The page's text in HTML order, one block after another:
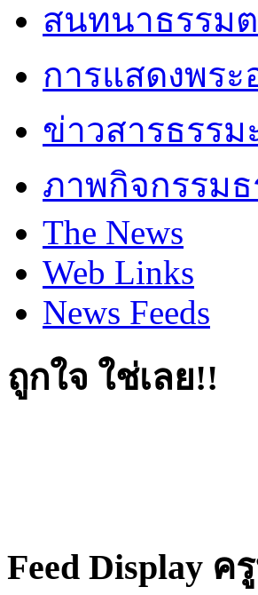
สนทนาธรรม
การแสดงพระ
ข่าวสารธรรม
ภาพกิจกรรมธ
The News
Web Links
News Feeds
ถูกใจ ใช่เลย!!
Feed Display